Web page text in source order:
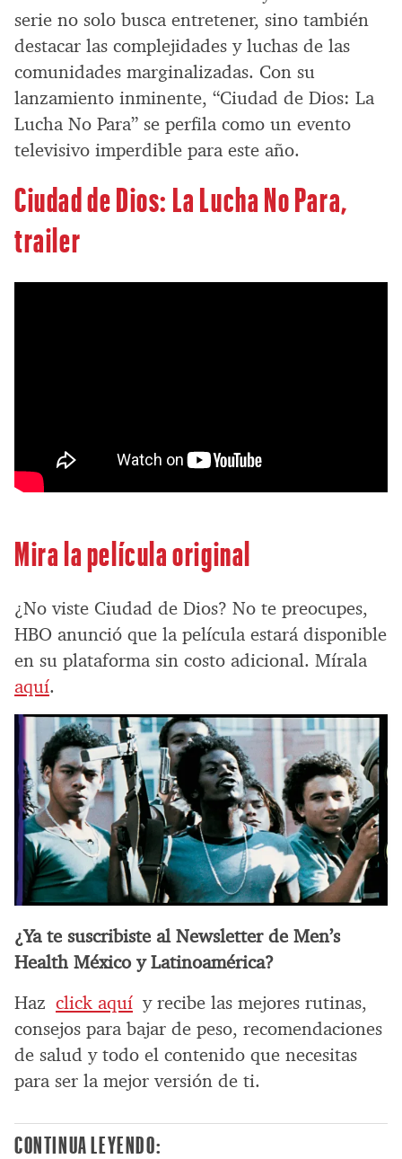
serie no solo busca entretener, sino también
destacar las complejidades y luchas de las
comunidades marginalizadas. Con su
lanzamiento inminente, “Ciudad de Dios: La
Lucha No Para” se perfila como un evento
televisivo imperdible para este año.
Ciudad de Dios: La Lucha No Para,
trailer
Mira la película original
¿No viste Ciudad de Dios? No te preocupes,
HBO anunció que la película estará disponible
en su plataforma sin costo adicional. Mírala
aquí.
¿Ya te suscribiste al Newsletter de Men’s
Health México y Latinoamérica?
Haz click aquí y recibe las mejores rutinas,
consejos para bajar de peso, recomendaciones
de salud y todo el contenido que necesitas
para ser la mejor versión de ti.
CONTINUA LEYENDO: